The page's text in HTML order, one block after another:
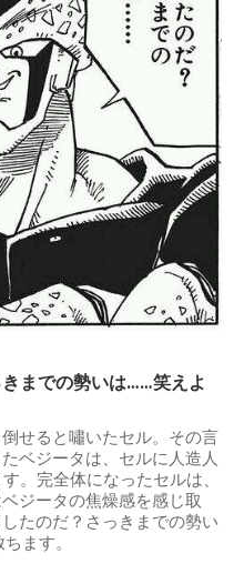
までの勢いは……笑えよ
せると嘯いたセル。その言
ベジータは、セルに人造人
。完全体になったセルは、
ジータの焦燥感を感じ取
たのだ？さっきまでの勢い
ます。